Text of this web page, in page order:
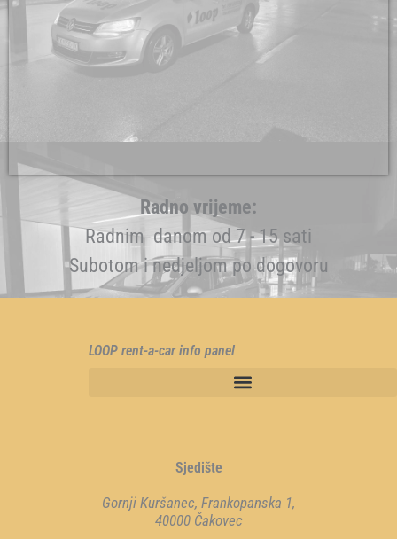
Radno vrijeme:
Radnim danom od 7 - 15 sati
Subotom i nedjeljom po dogovoru
LOOP rent-a-car info panel
Sjedište
Gornji Kuršanec, Frankopanska 1,
40000 Čakovec